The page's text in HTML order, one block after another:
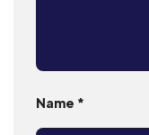
Name *